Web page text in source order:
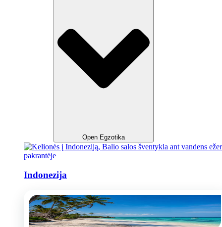
Open Egzotika
Indonezija